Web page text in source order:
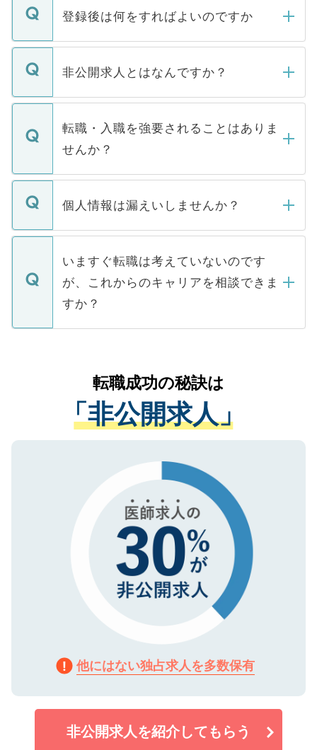
登録後は何をすればよいのですか
ご登録いただきましたら、弊社担当者がご
登録内容を確認し、その後メールもしくは
ます。通常、5営業日以内にはご連絡をせて
いただきますので、しばらくお待ちくださ
非公開求人とはなんですか？
マイナビDOCTORで取り扱っている求人の
うち約3割は、Webサイトからご覧いただ
けない「非公開求人」です。非公開求人は
下記の理由によって、一般には公開してい
ません。
■応募殺到を避けるため 人気のある医療機
関を公にしてしまうと、応募が殺到する場
に、医療機関が求める条件に合った人材の
みを人材紹介会社に依頼するケースが増え
ています。
転職・入職を強要されることはありま
せんか？
転職・入職を強要することは一切ありませ
ん。また、仮に応募先から内定をいただい
定を承諾する必要はありません。内定先へ
の辞退の連絡はキャリアパートナーが行い
個人情報は漏えいしませんか？
個人情報が漏えいすることはありませんの
で、ご安心ください。当サイトからの登録
などで収集したご登録者様の個人情報は、
ご本人のキャリアアップおよび転職活動の
支援を目的に使用いたします。お預かりし
ているすべての個人データはご本人の許可
は、個人情報の取り扱いについての厳密な
管理基準を満たした事業者のみに付与され
る、プライバシーマークを取得済みです。
で、機密保持に関してもご安心ください。
いますぐ転職は考えていないのです
が、これからのキャリアを相談できま
すか？
かがいして、現在の医療機関の状況や紹介
経験をまじえながら、適切なアドバイスを
させていただきます。すぐにご転職をされ
ない方には、長期的なサポートが可能です
ので、まずはご登録ください。
転職成功の秘訣は
「非公開求人」
他にはない独占求人を多数保有
非公開求人を紹介してもらう